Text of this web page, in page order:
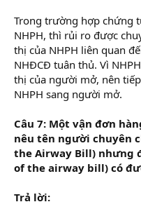
Trong trường hợp chứng
NHPH, thì rủi ro được
thị của NHPH liên quan
NHĐCĐ tuân thủ. Vì
thị của người mở, nên
NHPH sang người mở.
Câu 7: Một vận đơn
nêu tên người chuyên
the Airway Bill) nhưng
of the airway bill) có
Trả lời: